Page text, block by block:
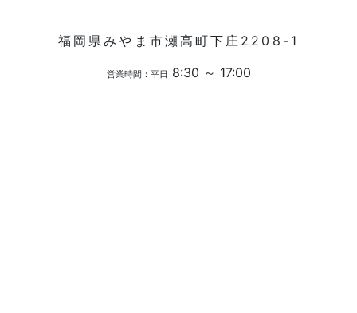
福岡県みやま市瀬高町下庄2208-1
営業時間：平日 8:30 ～ 17:00